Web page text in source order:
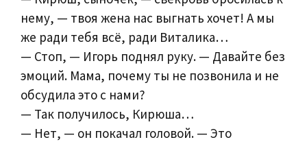
нему, — твоя жена нас выгнать хочет! А мы
же ради тебя всё, ради Виталика…
— Стоп, — Игорь поднял руку. — Давайте без
эмоций. Мама, почему ты не позвонила и не
обсудила это с нами?
— Так получилось, Кирюша…
— Нет, — он покачал головой. — Это